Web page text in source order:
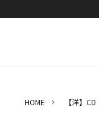
HOME 【洋】CD